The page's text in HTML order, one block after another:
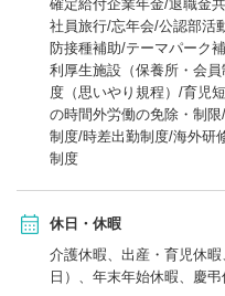
確定給付企業年金/退職金
社員旅行/忘年会/公認部活
防接種補助/テーマパーク
利厚生施設（保養所・会
度（思いやり規程）/育児
の時間外労働の免除・制
制度/時差出勤制度/海外研
制度
休日・休暇
介護休暇、出産・育児休
日）、年末年始休暇、慶